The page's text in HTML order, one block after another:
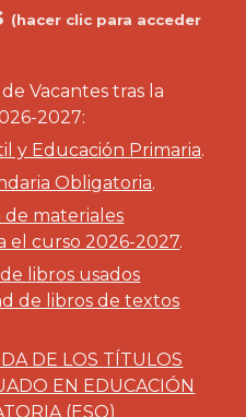
(hacer clic para acceder
Vacantes tras la
2027:
y Educación Primaria.
Obligatoria.
de materiales
el curso 2026-2027.
libros usados
de libros de textos
DE LOS TÍTULOS
EN EDUCACIÓN
(ESO)